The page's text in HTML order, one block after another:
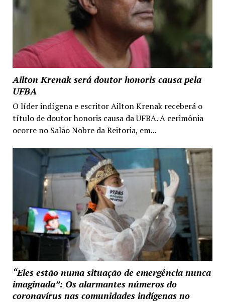
Ailton Krenak será doutor honoris causa pela
UFBA
O líder indígena e escritor Ailton Krenak receberá o
título de doutor honoris causa da UFBA. A cerimônia
ocorre no Salão Nobre da Reitoria, em...
“Eles estão numa situação de emergência nunca
imaginada”: Os alarmantes números do
coronavírus nas comunidades indígenas no